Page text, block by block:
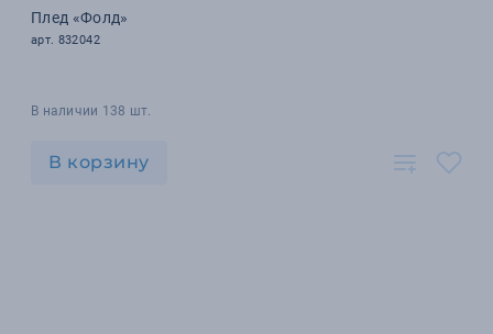
Плед «Фолд»
арт. 832042
В наличии 138 шт.
В корзину